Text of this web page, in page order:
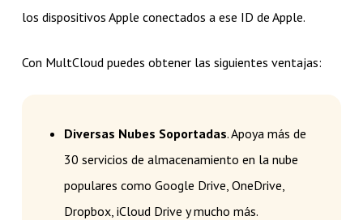
los dispositivos Apple conectados a ese ID de Apple.
Con MultCloud puedes obtener las siguientes ventajas:
Diversas Nubes Soportadas. Apoya más de
30 servicios de almacenamiento en la nube
populares como Google Drive, OneDrive,
Dropbox, iCloud Drive y mucho más.